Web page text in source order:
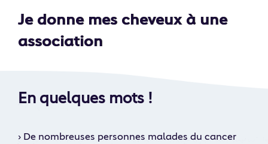
Je donne mes cheveux à une
association
En quelques mots !
› De nombreuses personnes malades du cancer